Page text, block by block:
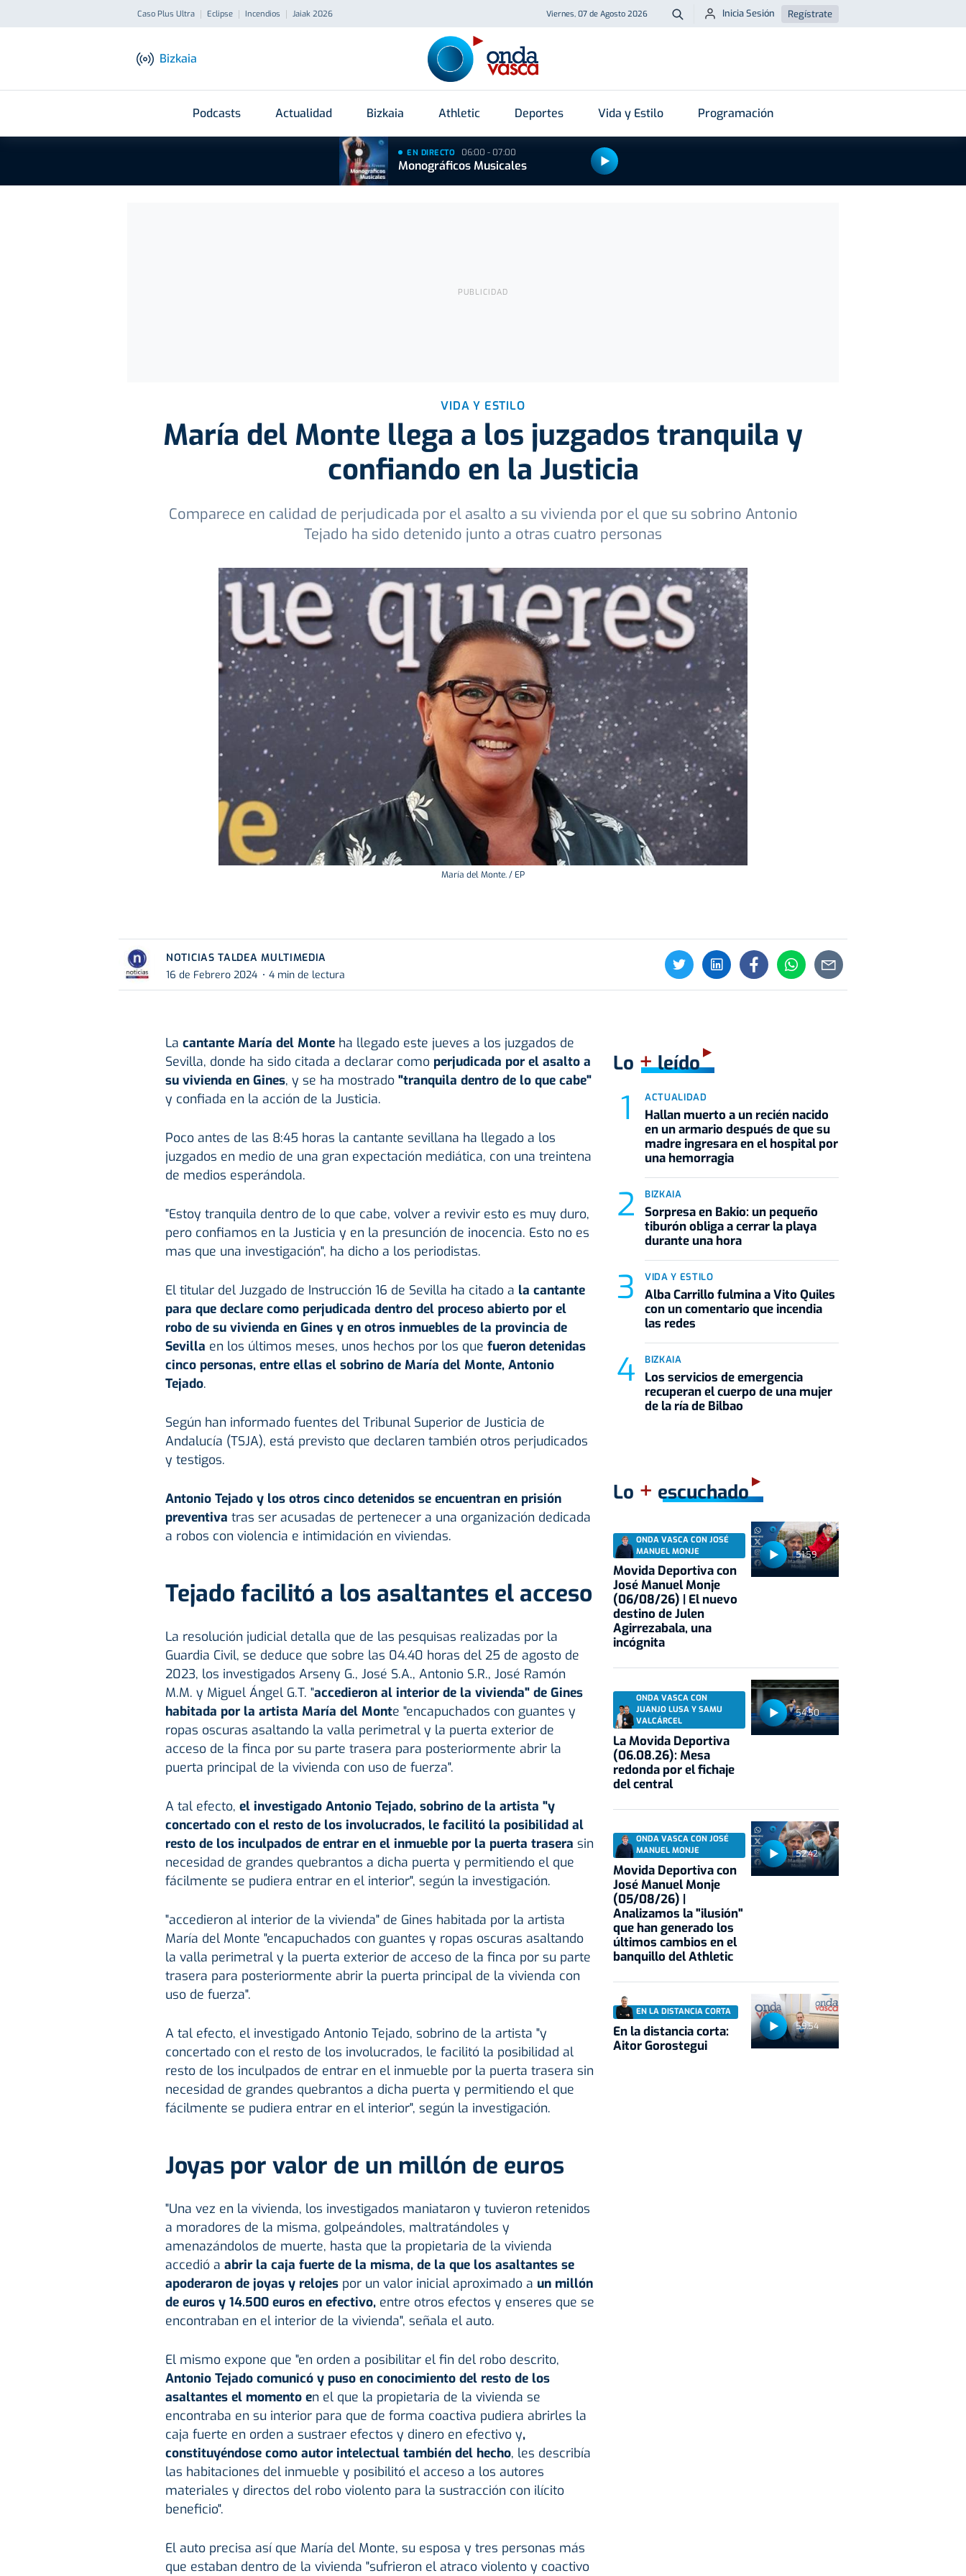
Caso Plus Ultra Eclipse Incendios Jaiak 2026 Viernes, 07 de Agosto 2026 Buscar
Inicia Sesión Regístrate
Bizkaia
Podcasts Actualidad Bizkaia Athletic Deportes Vida y Estilo Programación
EN DIRECTO 06:00 - 07:00
Monográficos Musicales
VIDA Y ESTILO
María del Monte llega a los juzgados tranquila y
confiando en la Justicia
Comparece en calidad de perjudicada por el asalto a su vivienda por el que su sobrino Antonio
Tejado ha sido detenido junto a otras cuatro personas
María del Monte. / EP
NOTICIAS TALDEA MULTIMEDIA
16 de Febrero 2024
4 min de lectura
La cantante María del Monteha llegado este jueves a los juzgados de
Sevilla, donde ha sido citada a declarar como perjudicada por el asalto a
su vivienda en Gines, y se ha mostrado "tranquila dentro de lo que cabe"
y confiada en la acción de la Justicia.
Poco antes de las 8:45 horas la cantante sevillana ha llegado a los
juzgados en medio de una gran expectación mediática, con una treintena
de medios esperándola.
"Estoy tranquila dentro de lo que cabe, volver a revivir esto es muy duro,
pero confiamos en la Justicia y en la presunción de inocencia. Esto no es
mas que una investigación", ha dicho a los periodistas.
El titular del Juzgado de Instrucción 16 de Sevilla ha citado a la cantante
para que declare como perjudicada dentro del proceso abierto por el
robo de su vivienda en Gines y en otros inmuebles de la provincia de
Sevilla en los últimos meses, unos hechos por los que fueron detenidas
cinco personas, entre ellas el sobrino de María del Monte, Antonio
Tejado.
Según han informado fuentes del Tribunal Superior de Justicia de
Andalucía (TSJA), está previsto que declaren también otros perjudicados
y testigos.
Antonio Tejado y los otros cinco detenidos se encuentran en prisión
preventiva tras ser acusadas de pertenecer a una organización dedicada
a robos con violencia e intimidación en viviendas.
Tejado facilitó a los asaltantes el acceso
La resolución judicial detalla que de las pesquisas realizadas por la
Guardia Civil, se deduce que sobre las 04.40 horas del 25 de agosto de
2023, los investigados Arseny G., José S.A., Antonio S.R., José Ramón
M.M. y Miguel Ángel G.T. "accedieron al interior de la vivienda" de Gines
habitada por la artista María del Monte "encapuchados con guantes y
ropas oscuras asaltando la valla perimetral y la puerta exterior de
acceso de la finca por su parte trasera para posteriormente abrir la
puerta principal de la vivienda con uso de fuerza".
A tal efecto, el investigado Antonio Tejado, sobrino de la artista "y
concertado con el resto de los involucrados, le facilitó la posibilidad al
resto de los inculpados de entrar en el inmueble por la puerta trasera sin
necesidad de grandes quebrantos a dicha puerta y permitiendo el que
fácilmente se pudiera entrar en el interior", según la investigación.
"accedieron al interior de la vivienda" de Gines habitada por la artista
María del Monte "encapuchados con guantes y ropas oscuras asaltando
la valla perimetral y la puerta exterior de acceso de la finca por su parte
trasera para posteriormente abrir la puerta principal de la vivienda con
uso de fuerza".
A tal efecto, el investigado Antonio Tejado, sobrino de la artista "y
concertado con el resto de los involucrados, le facilitó la posibilidad al
resto de los inculpados de entrar en el inmueble por la puerta trasera sin
necesidad de grandes quebrantos a dicha puerta y permitiendo el que
fácilmente se pudiera entrar en el interior", según la investigación.
Joyas por valor de un millón de euros
"Una vez en la vivienda, los investigados maniataron y tuvieron retenidos
a moradores de la misma, golpeándoles, maltratándoles y
amenazándolos de muerte, hasta que la propietaria de la vivienda
accedió a abrir la caja fuerte de la misma, de la que los asaltantes se
apoderaron de joyas y relojespor un valor inicial aproximado a un millón
de euros y 14.500 euros en efectivo,entre otros efectos y enseres que se
encontraban en el interior de la vivienda", señala el auto.
El mismo expone que "en orden a posibilitar el fin del robo descrito,
Antonio Tejado comunicó y puso en conocimiento del resto de los
asaltantes el momento en el que la propietaria de la vivienda se
encontraba en su interior para que de forma coactiva pudiera abrirles la
caja fuerte en orden a sustraer efectos y dinero en efectivo y,
constituyéndose como autor intelectual también del hecho, les describía
las habitaciones del inmueble y posibilitó el acceso a los autores
materiales y directos del robo violento para la sustracción con ilícito
beneficio".
El auto precisa así que María del Monte, su esposa y tres personas más
que estaban dentro de la vivienda "sufrieron el atraco violento y coactivo
Lo +leído
ACTUALIDAD
Hallan muerto a un recién nacido
en un armario después de que su
madre ingresara en el hospital por
una hemorragia
BIZKAIA
Sorpresa en Bakio: un pequeño
tiburón obliga a cerrar la playa
durante una hora
VIDA Y ESTILO
Alba Carrillo fulmina a Vito Quiles
con un comentario que incendia
las redes
BIZKAIA
Los servicios de emergencia
recuperan el cuerpo de una mujer
de la ría de Bilbao
Lo + escuchado
51:59
ONDA VASCA CON JOSÉ
MANUEL MONJE
Movida Deportiva con
José Manuel Monje
(06/08/26) | El nuevo
destino de Julen
Agirrezabala, una
incógnita
54:50
ONDA VASCA CON
JUANJO LUSA Y SAMU
VALCÁRCEL
La Movida Deportiva
(06.08.26): Mesa
redonda por el fichaje
del central
52:42
ONDA VASCA CON JOSÉ
MANUEL MONJE
Movida Deportiva con
José Manuel Monje
(05/08/26) |
Analizamos la "ilusión"
que han generado los
últimos cambios en el
banquillo del Athletic
59:54
EN LA DISTANCIA CORTA
En la distancia corta:
Aitor Gorostegui